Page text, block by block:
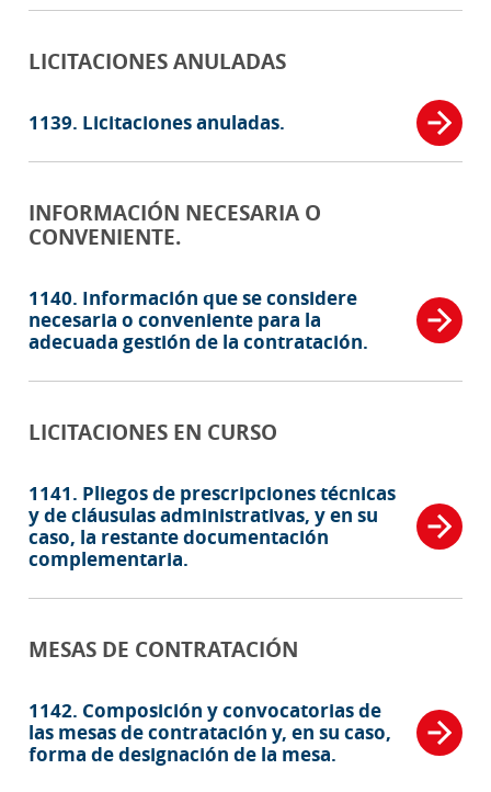
LICITACIONES ANULADAS
1139. Licitaciones anuladas.
INFORMACIÓN NECESARIA O
CONVENIENTE.
1140. Información que se considere
necesaria o conveniente para la
adecuada gestión de la contratación.
LICITACIONES EN CURSO
1141. Pliegos de prescripciones técnicas
y de cláusulas administrativas, y en su
caso, la restante documentación
complementaria.
MESAS DE CONTRATACIÓN
1142. Composición y convocatorias de
las mesas de contratación y, en su caso,
forma de designación de la mesa.